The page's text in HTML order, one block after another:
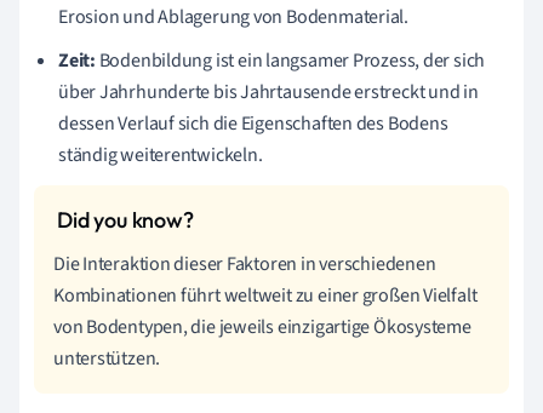
Erosion und Ablagerung von Bodenmaterial.
Zeit: Bodenbildung ist ein langsamer Prozess, der sich
über Jahrhunderte bis Jahrtausende erstreckt und in
dessen Verlauf sich die Eigenschaften des Bodens
ständig weiterentwickeln.
Die Interaktion dieser Faktoren in verschiedenen
Kombinationen führt weltweit zu einer großen Vielfalt
von Bodentypen, die jeweils einzigartige Ökosysteme
unterstützen.